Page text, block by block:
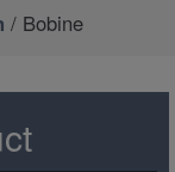
/ Bobine